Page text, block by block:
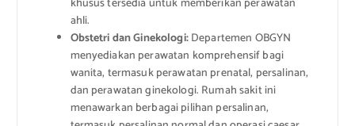
ahli.
Obstetri dan Ginekologi:Departemen OBGYN
menyediakan perawatan komprehensif bagi
wanita, termasuk perawatan prenatal, persalinan,
dan perawatan ginekologi. Rumah sakit ini
menawarkan berbagai pilihan persalinan,